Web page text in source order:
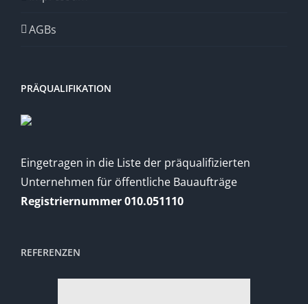
AGBs
PRÄQUALIFIKATION
Eingetragen in die Liste der präqualifizierten
Unternehmen für öffentliche Bauaufträge
Registriernummer 010.051110
REFERENZEN